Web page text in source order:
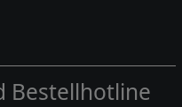
Bestellhotline